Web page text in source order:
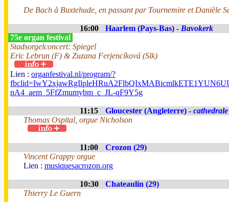
De Bach à Buxtehude, en passant par Tournemire et Danièle
16:00 Haarlem (Pays-Bas) - Bavokerk
75e organ festival
Stadsorgelconcert: Spiegel
Eric Lebrun (F) & Zuzana Ferjencíková (Slk)
Lien : organfestival.nl/program/?
nA4_aem_5FfZmumybm_c_JL-qF9Y5g
11:15 Gloucester (Angleterre) - cathedrale
Thomas Ospital, orgue Nicholson
11:00
Crozon (29)
Vincent Grappy orgue
Lien : musiquesacrozon.org
10:30
Chateaulin (29)
Thierry Le Guern